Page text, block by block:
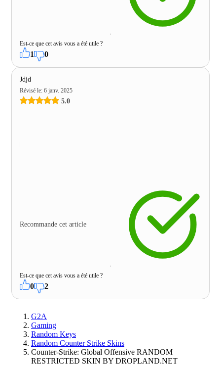
Est-ce que cet avis vous a été utile ?
1 0
Jdjd
Révisé le: 6 janv. 2025
5.0
Recommande cet article
Est-ce que cet avis vous a été utile ?
0 2
G2A
Gaming
Random Keys
Random Counter Strike Skins
Counter-Strike: Global Offensive RANDOM
RESTRICTED SKIN BY DROPLAND.NET